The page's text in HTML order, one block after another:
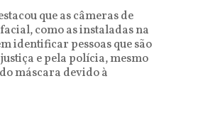
que as câmeras de
como as instaladas na
identificar pessoas que são
e pela polícia, mesmo
máscara devido à